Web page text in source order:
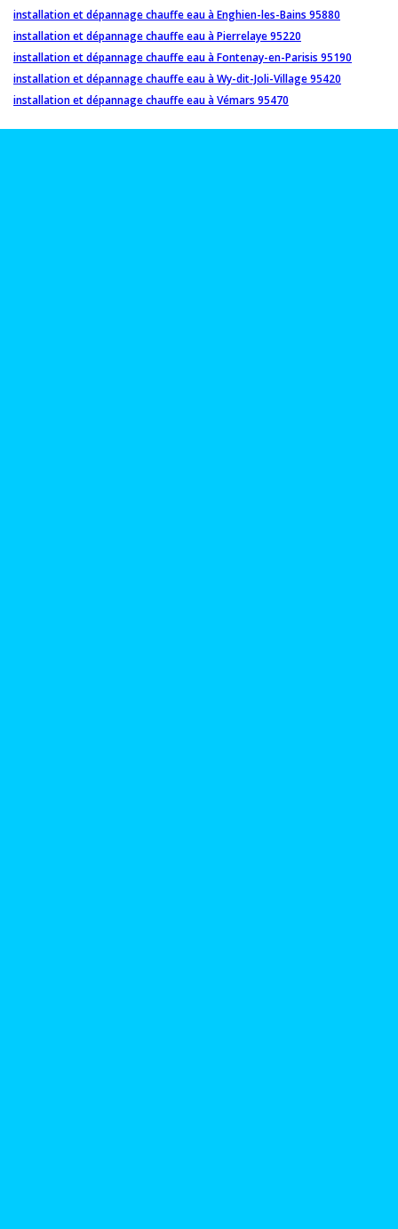
installation et dépannage chauffe eau à Enghien-les-Bains 95880
installation et dépannage chauffe eau à Pierrelaye 95220
installation et dépannage chauffe eau à Fontenay-en-Parisis 95190
installation et dépannage chauffe eau à Wy-dit-Joli-Village 95420
installation et dépannage chauffe eau à Vémars 95470